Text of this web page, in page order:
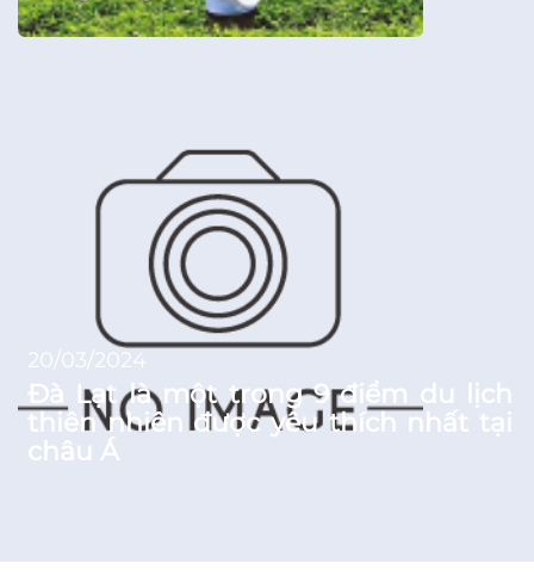
20/03/2024
Đà Lạt là một trong 9 điểm du lịch
thiên nhiên được yêu thích nhất tại
châu Á